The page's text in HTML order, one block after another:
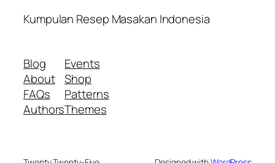
Kumpulan Resep Masakan Indonesia
Blog
About
FAQs
Authors
Events
Shop
Patterns
Themes